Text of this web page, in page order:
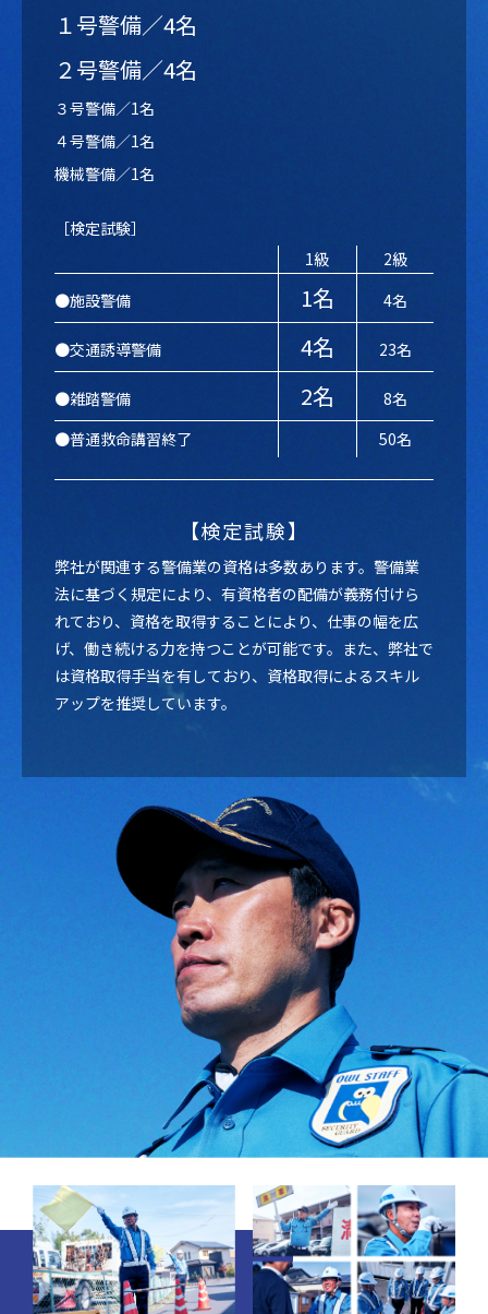
１号警備／4名
２号警備／4名
３号警備／1名
４号警備／1名
機械警備／1名
［検定試験］
1級
2級
●施設警備
1名 4名
●交通誘導警備 4名 23名
●雑踏警備 2名
8名
●普通救命講習終了
50名
【検定試験】
弊社が関連する警備業の資格は多数あります。警備業
法に基づく規定により、有資格者の配備が義務付けら
れており、資格を取得することにより、仕事の幅を広
げ、働き続ける力を持つことが可能です。また、弊社で
は資格取得手当を有しており、資格取得によるスキル
アップを推奨しています。